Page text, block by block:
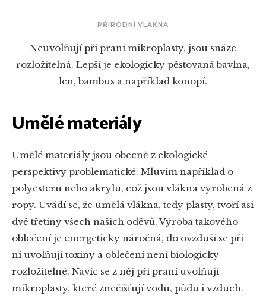
PŘÍRODNÍ VLÁKNA
Neuvolňují při praní mikroplasty, jsou snáze
rozložitelná. Lepší je ekologicky pěstovaná bavlna,
len, bambus a například konopí.
Umělé materiály
Umělé materiály jsou obecně z ekologické
perspektivy problematické. Mluvím například o
polyesteru nebo akrylu, což jsou vlákna vyrobená z
ropy. Uvádí se, že umělá vlákna, tedy plasty, tvoří asi
dvě třetiny všech našich oděvů. Výroba takového
oblečení je energeticky náročná, do ovzduší se při
ní uvolňují toxiny a oblečení není biologicky
rozložitelné. Navíc se z něj při praní uvolňují
mikroplasty, které znečišťují vodu, půdu i vzduch.